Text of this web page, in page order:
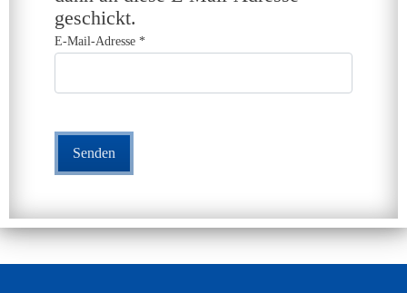
geschickt.
E-Mail-Adresse *
Senden